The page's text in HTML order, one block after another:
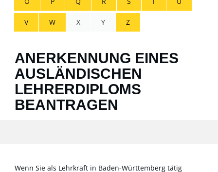
V W X Y Z
ANERKENNUNG EINES
AUSLÄNDISCHEN
LEHRERDIPLOMS
BEANTRAGEN
Wenn Sie als Lehrkraft in Baden-Württemberg tätig